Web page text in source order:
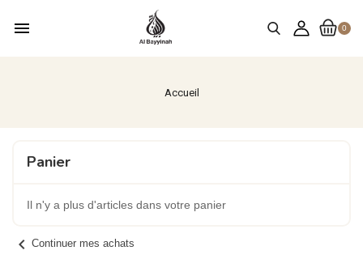
0
menu
Accueil
Panier
Il n'y a plus d'articles dans votre panier
chevron_left Continuer mes achats